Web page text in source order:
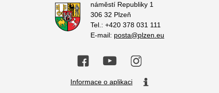
náměstí Republiky 1
306 32 Plzeň
Tel.: +420 378 031 111
E-mail: posta@plzen.eu
Informace o aplikaci